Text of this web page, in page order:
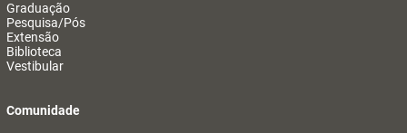
Graduação
Pesquisa/Pós
Extensão
Biblioteca
Vestibular
Comunidade